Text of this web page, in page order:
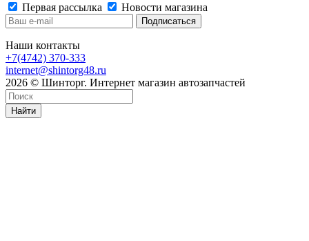
Первая рассылка
Новости магазина
Наши контакты
+7(4742) 370-333
internet@shintorg48.ru
2026 © Шинторг. Интернет магазин автозапчастей
Найти